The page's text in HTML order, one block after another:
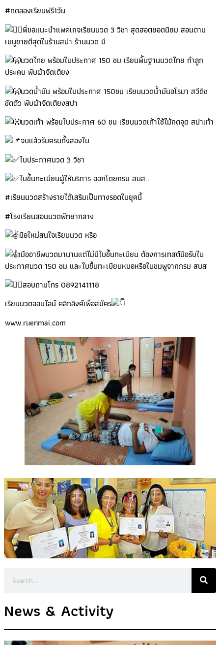
#ทดลองเรียนฟรี1วัน
พี่ขอแนะนำแพคเกจเรียนนวด 3 วิชา สุดฮอตยอดนิยม สอนตาม
เมนูขายดีสุดในร้านสปา ร้านนวด มี
นวดไทย พร้อมใบประกาศ 150 ชม เรียนพื้นฐานนวดไทย ทำลูก
ประคบ พับผ้าจัดเตียง
นวดน้ำมัน พร้อมใบประกาศ 150ชม เรียนนวดน้ำมันอโรมา สวีดิช
ขัดตัว พับผ้าจัดเตียงสปา
นวดเท้า พร้อมใบประกาศ 60 ชม เรียนนวดเท้าใช้ไม้กดจุด สปาเท้า
จบแล้วรับครบทั้งสองใบ
ใบประกาศนวด 3 วิชา
ใบขึ้นทะเบียนผู้ให้บริการ ออกโดยกรม สบส..
#เรียนนวดสร้างรายได้เสริมเป็นทางรอดในยุคนี้
#โรงเรียนสอนนวดพัทยากลาง
มือใหม่สนใจเรียนนวด หรือ
มืออาชีพนวดมานานแต่ไม่มีใบขึ้นทะเบียน ต้องการเทสต์มือรับใบ
ประกาศนวด 150 ชม และใบขึ้นทะเบียนหมอหรือใบชมพูจากกรม สบส
สอบถามโทร 0892141118
เรียนนวดออนไลน์ คลิกลิงค์เพื่อสมัคร
www.ruenmai.com
News & Activity